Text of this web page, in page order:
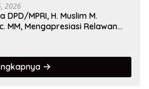
2026
DPD/MPRI, H. Muslim M.
MM, Mengapresiasi Relawan